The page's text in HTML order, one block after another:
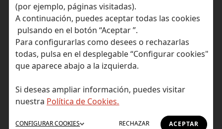
(por ejemplo, páginas visitadas).
A continuación, puedes aceptar todas las cookies
pulsando en el botón “Aceptar ”.
Para configurarlas como desees o rechazarlas
todas, pulsa en el desplegable “Configurar cookies"
que aparece abajo a la izquierda.
Si deseas ampliar información, puedes visitar
nuestra Política de Cookies.
ACEPTAR
RECHAZAR
CONFIGURARCOOKIES
Bank
No hay resultados